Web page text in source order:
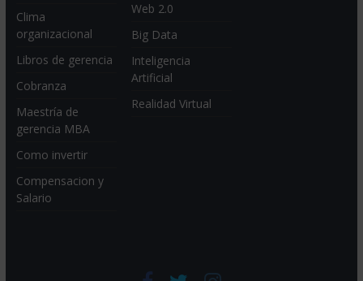
Clima
organizacional
Libros de gerencia
Cobranza
Maestría de
gerencia MBA
Como invertir
Compensacion y
Salario
Web 2.0
Big Data
Inteligencia
Artificial
Realidad Virtual